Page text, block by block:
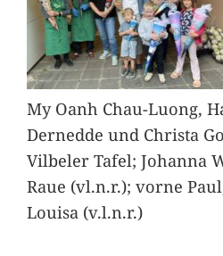
My Oanh Chau-Luong,
Dernedde und Christa
Vilbeler Tafel; Johanna
Raue (vl.n.r.); vorne
Louisa (v.l.n.r.)